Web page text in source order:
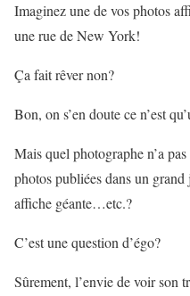
Imaginez une de vos photos
une rue de New York!
Ça fait rêver non?
Bon, on s’en doute ce n’est
Mais quel photographe n’a
photos publiées dans un
affiche géante…etc.?
C’est une question d’égo?
Sûrement, l’envie de voir son